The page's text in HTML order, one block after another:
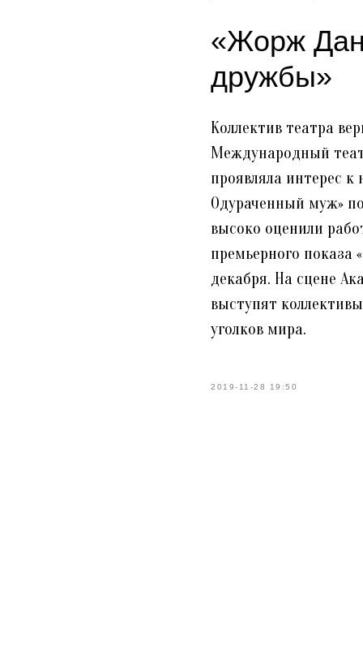
«Жорж
дружбы»
Коллектив театра
Международный
проявляла интерес
Одураченный муж»
высоко оценили
премьерного показа
декабря. На сцене
выступят
уголков мира.
2019-11-28 19:50